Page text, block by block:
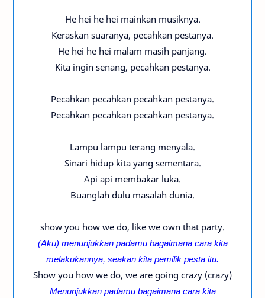
He hei he hei mainkan musiknya.
Keraskan suaranya, pecahkan pestanya.
He hei he hei malam masih panjang.
Kita ingin senang, pecahkan pestanya.
Pecahkan pecahkan pecahkan pestanya.
Pecahkan pecahkan pecahkan pestanya.
Lampu lampu terang menyala.
Sinari hidup kita yang sementara.
Api api membakar luka.
Buanglah dulu masalah dunia.
show you how we do, like we own that party.
(Aku) menunjukkan padamu bagaimana cara kita
melakukannya, seakan kita pemilik pesta itu.
Show you how we do, we are going crazy (crazy)
Menunjukkan padamu bagaimana cara kita